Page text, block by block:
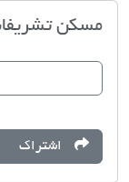
مسکن
اشتراک